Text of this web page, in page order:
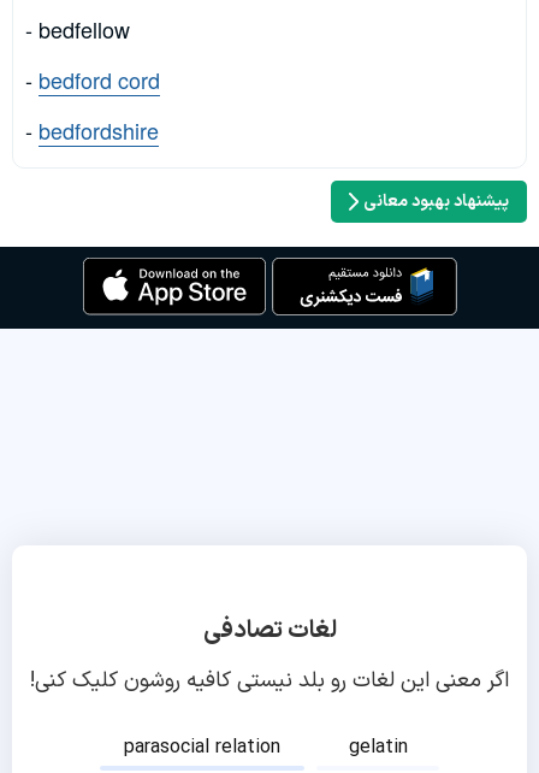
- bedfellow
- bedford cord
- bedfordshire
پیشنهاد بهبود معانی
لغات تصادفی
اگر معنی این لغات رو بلد نیستی کافیه روشون کلیک کنی!
parasocial relation
gelatin